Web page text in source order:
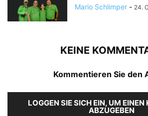
Mario Schlimper - 24.
KEINE
Kommentieren Sie den
LOGGEN SIE SICH EIN, UM
ABZUGEBEN